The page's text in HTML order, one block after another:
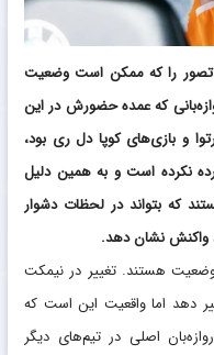
تصور را که ممکن است وضعیت
که عمده حضورش در این
و بازی‌های کوپا دل ری بود،
نکرده است و به همین دلیل
که بتواند در لحظات دشوار
هستند. تغییر در نیمکت
دهد اما واقعیت این است که
اصلی در تیم‌های دیگر